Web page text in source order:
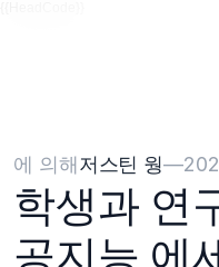
에 의해저스틴 웡—
학생과 연
공지능 에